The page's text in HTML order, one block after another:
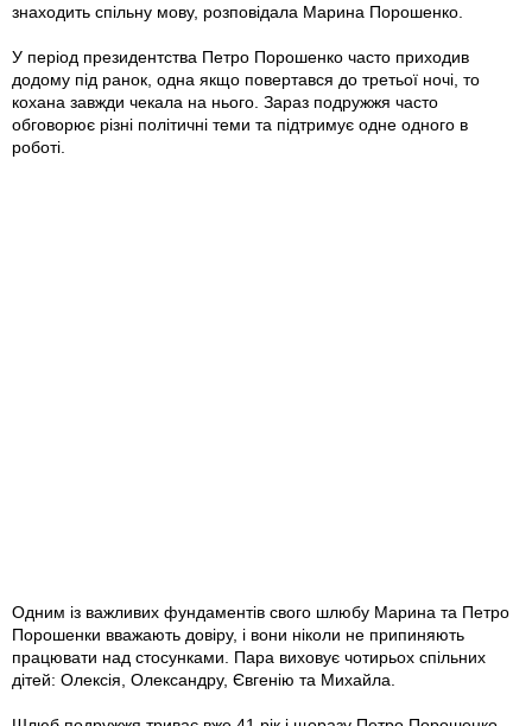
знаходить спільну мову, розповідала Марина Порошенко.
У період президентства Петро Порошенко часто приходив
додому під ранок, одна якщо повертався до третьої ночі, то
кохана завжди чекала на нього. Зараз подружжя часто
обговорює різні політичні теми та підтримує одне одного в
роботі.
Одним із важливих фундаментів свого шлюбу Марина та Петро
Порошенки вважають довіру, і вони ніколи не припиняють
працювати над стосунками. Пара виховує чотирьох спільних
дітей: Олексія, Олександру, Євгенію та Михайла.